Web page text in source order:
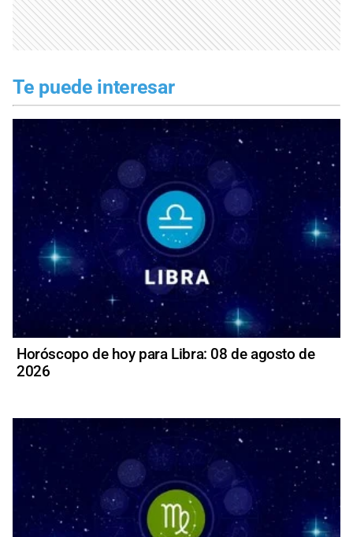
Te puede interesar
Horóscopo de hoy para Libra: 08 de agosto de
2026